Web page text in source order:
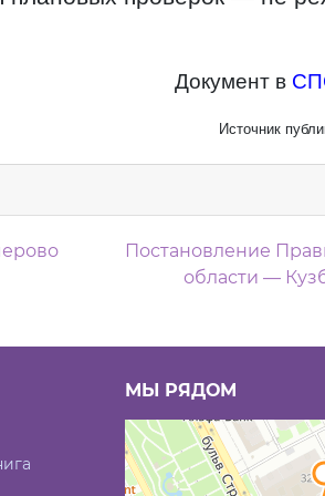
Документ в
Источник
Постановление
области —
МЫ РЯДОМ